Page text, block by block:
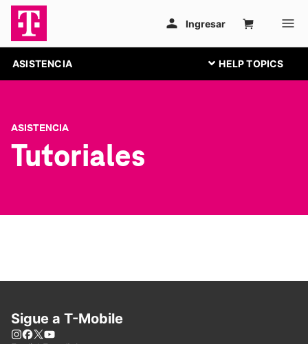
ASISTENCIA
ASISTENCIA
Tutoriales